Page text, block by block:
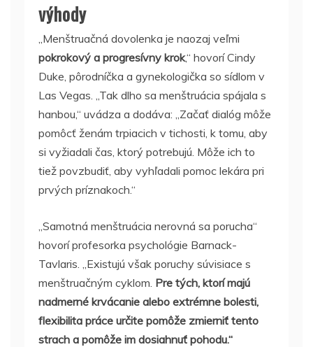
výhody
„Menštruačná dovolenka je naozaj veľmi
pokrokový a progresívny krok,“ hovorí Cindy
Duke, pôrodníčka a gynekologička so sídlom v
Las Vegas. „Tak dlho sa menštruácia spájala s
hanbou,“ uvádza a dodáva: „Začať dialóg môže
pomôcť ženám trpiacich v tichosti, k tomu, aby
si vyžiadali čas, ktorý potrebujú. Môže ich to
tiež povzbudiť, aby vyhľadali pomoc lekára pri
prvých príznakoch.“
„Samotná menštruácia nerovná sa porucha“
hovorí profesorka psychológie Barnack-
Tavlaris. „Existujú však poruchy súvisiace s
menštruačným cyklom. Pre tých, ktorí majú
nadmerné krvácanie alebo extrémne bolesti,
flexibilita práce určite pomôže zmierniť tento
strach a pomôže im dosiahnuť pohodu.“